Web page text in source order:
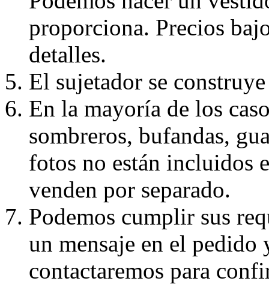
proporciona. Precios
detalles.
El sujetador se
En la mayoría de los
sombreros, bufandas,
fotos no están incluidos
venden por separado.
Podemos cumplir sus
un mensaje en el pedido
contactaremos para